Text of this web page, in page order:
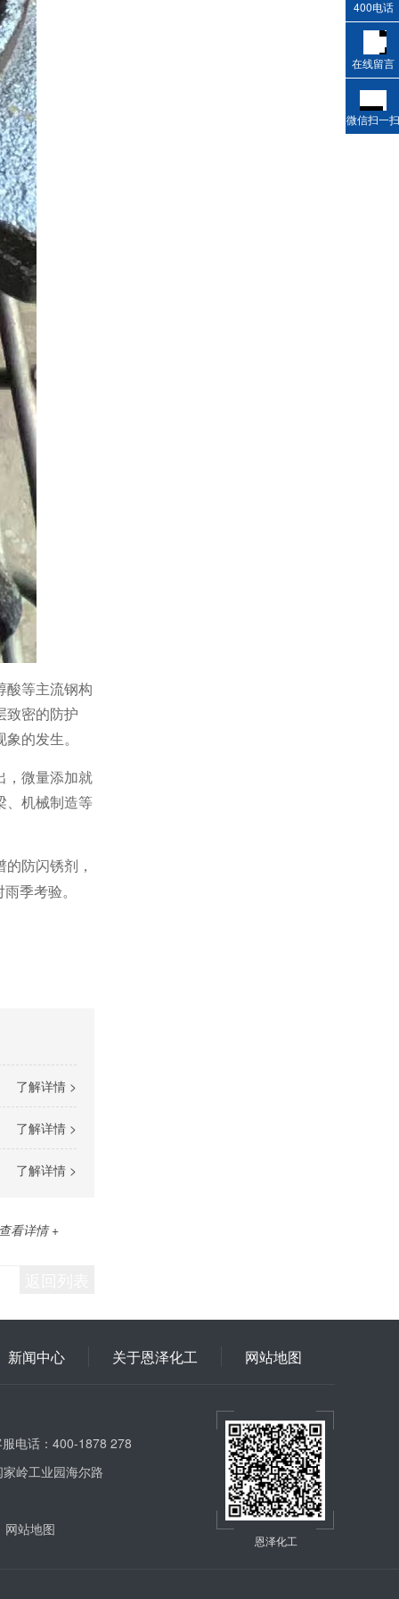
酸等主流钢构
致密的防护
的发生。
，微量添加就
、机械制造等
防闪锈剂，
季考验。
了解详情 >
了解详情 >
了解详情 >
看详情 +
新闻中心 关于恩泽化工 网站地图
电话：400-1878 278
岭工业园海尔路
网站地图
恩泽化工
400电话
在线留言
微信扫一扫